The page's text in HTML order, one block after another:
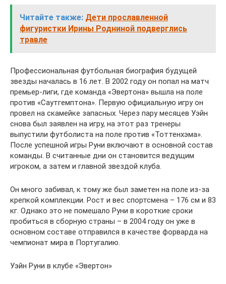
Читайте также: Дети прославленной
фигуристки Ирины Родниной подверглись
травле
Профессиональная футбольная биография будущей
звезды началась в 16 лет. В 2002 году он попал на матч
премьер-лиги, где команда «Эвертона» вышла на поле
против «Саутгемптона». Первую официальную игру он
провел на скамейке запасных. Через пару месяцев Уэйн
снова был заявлен на игру, на этот раз тренеры
выпустили футболиста на поле против «Тоттенхэма».
После успешной игры Руни включают в основной состав
команды. В считанные дни он становится ведущим
игроком, а затем и главной звездой клуба.
Он много забивал, к тому же был заметен на поле из-за
крепкой комплекции. Рост и вес спортсмена – 176 см и 83
кг. Однако это не помешало Руни в короткие сроки
пробиться в сборную страны – в 2004 году он уже в
основном составе отправился в качестве форварда на
чемпионат мира в Португалию.
Уэйн Руни в клубе «Эвертон»